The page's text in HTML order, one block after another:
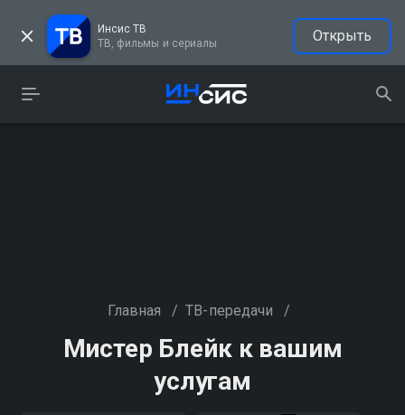
Инсис ТВ
ТВ, фильмы и сериалы
Открыть
Главная / ТВ-передачи /
Мистер Блейк к вашим
услугам